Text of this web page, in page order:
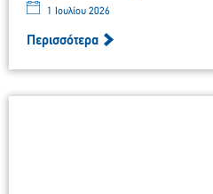
1 Ιουλίου 2026
Περισσότερα